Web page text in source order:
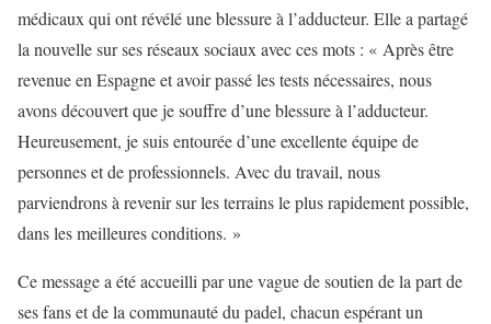
médicaux qui ont révélé une blessure à l’adducteur. Elle a partagé
la nouvelle sur ses réseaux sociaux avec ces mots : « Après être
revenue en Espagne et avoir passé les tests nécessaires, nous
avons découvert que je souffre d’une blessure à l’adducteur.
Heureusement, je suis entourée d’une excellente équipe de
personnes et de professionnels. Avec du travail, nous
parviendrons à revenir sur les terrains le plus rapidement possible,
dans les meilleures conditions. »
Ce message a été accueilli par une vague de soutien de la part de
ses fans et de la communauté du padel, chacun espérant un